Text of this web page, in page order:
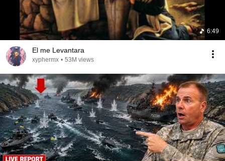
6:49
El me Levantara
xyphermx • 53M views